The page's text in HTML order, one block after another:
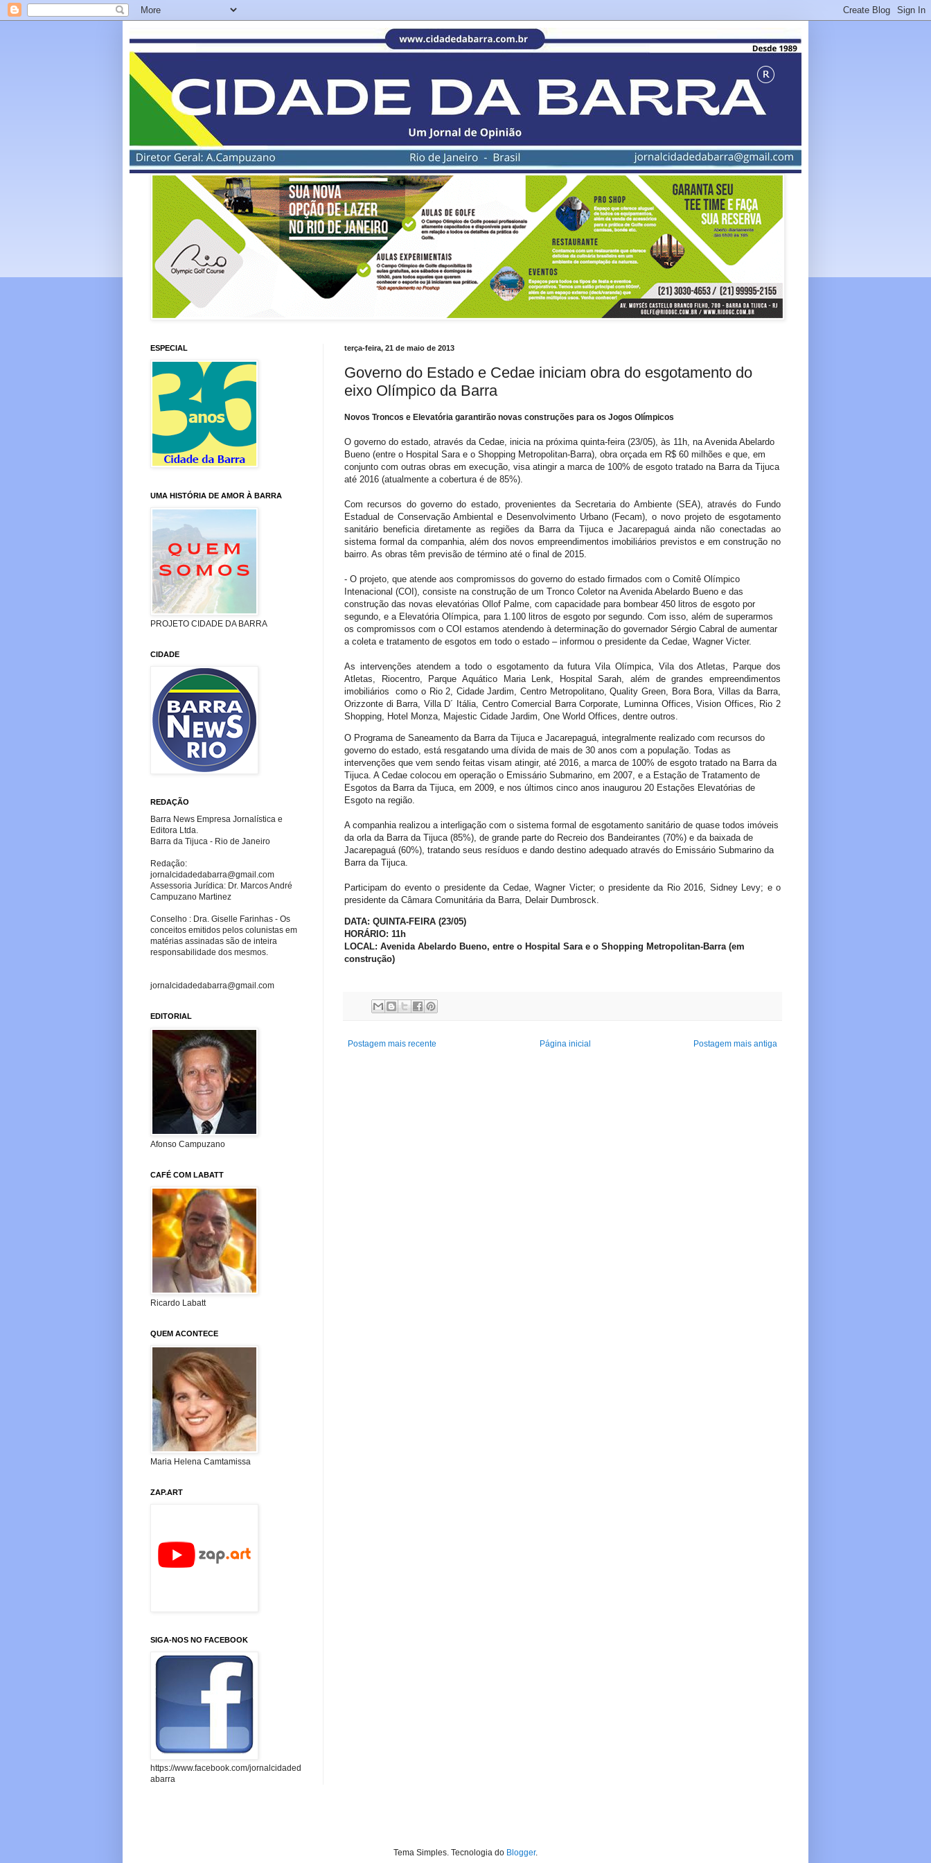
terça-feira, 21 de maio de 2013
Governo do Estado e Cedae iniciam obra do esgotamento do
eixo Olímpico da Barra
Novos Troncos e Elevatória garantirão novas construções para os Jogos Olímpicos
O governo do estado, através da Cedae, inicia na próxima quinta-feira (23/05), às 11h, na Avenida Abelardo
Bueno (entre o Hospital Sara e o Shopping Metropolitan-Barra), obra orçada em R$ 60 milhões e que, em
conjunto com outras obras em execução, visa atingir a marca de 100% de esgoto tratado na Barra da Tijuca
até 2016 (atualmente a cobertura é de 85%).
Com recursos do governo do estado, provenientes da Secretaria do Ambiente (SEA), através do Fundo
Estadual de Conservação Ambiental e Desenvolvimento Urbano (Fecam), o novo projeto de esgotamento
sanitário beneficia diretamente as regiões da Barra da Tijuca e Jacarepaguá ainda não conectadas ao
sistema formal da companhia, além dos novos empreendimentos imobiliários previstos e em construção no
bairro. As obras têm previsão de término até o final de 2015.
- O projeto, que atende aos compromissos do governo do estado firmados com o Comitê Olímpico
Intenacional (COI), consiste na construção de um Tronco Coletor na Avenida Abelardo Bueno e das
construção das novas elevatórias Ollof Palme, com capacidade para bombear 450 litros de esgoto por
segundo, e a Elevatória Olímpica, para 1.100 litros de esgoto por segundo. Com isso, além de superarmos
os compromissos com o COI estamos atendendo à determinação do governador Sérgio Cabral de aumentar
a coleta e tratamento de esgotos em todo o estado – informou o presidente da Cedae, Wagner Victer.
As intervenções atendem a todo o esgotamento da futura Vila Olímpica, Vila dos Atletas, Parque dos
Atletas, Riocentro, Parque Aquático Maria Lenk, Hospital Sarah, além de grandes empreendimentos
imobiliários como o Rio 2, Cidade Jardim, Centro Metropolitano, Quality Green, Bora Bora, Villas da Barra,
Orizzonte di Barra, Villa D´ Itália, Centro Comercial Barra Corporate, Luminna Offices, Vision Offices, Rio 2
Shopping, Hotel Monza, Majestic Cidade Jardim, One World Offices, dentre outros.
O Programa de Saneamento da Barra da Tijuca e Jacarepaguá, integralmente realizado com recursos do
governo do estado, está resgatando uma dívida de mais de 30 anos com a população. Todas as
intervenções que vem sendo feitas visam atingir, até 2016, a marca de 100% de esgoto tratado na Barra da
Tijuca. A Cedae colocou em operação o Emissário Submarino, em 2007, e a Estação de Tratamento de
Esgotos da Barra da Tijuca, em 2009, e nos últimos cinco anos inaugurou 20 Estações Elevatórias de
Esgoto na região.
A companhia realizou a interligação com o sistema formal de esgotamento sanitário de quase todos imóveis
da orla da Barra da Tijuca (85%), de grande parte do Recreio dos Bandeirantes (70%) e da baixada de
Jacarepaguá (60%), tratando seus resíduos e dando destino adequado através do Emissário Submarino da
Barra da Tijuca.
Participam do evento o presidente da Cedae, Wagner Victer; o presidente da Rio 2016, Sidney Levy; e o
presidente da Câmara Comunitária da Barra, Delair Dumbrosck.
DATA: QUINTA-FEIRA (23/05)
HORÁRIO: 11h
LOCAL: Avenida Abelardo Bueno, entre o Hospital Sara e o Shopping Metropolitan-Barra (em
construção)
Postagem mais recente Postagem mais antiga
Página inicial
ESPECIAL
UMA HISTÓRIA DE AMOR À BARRA
PROJETO CIDADE DA BARRA
CIDADE
REDAÇÃO
Barra News Empresa Jornalística e
Editora Ltda.
Barra da Tijuca - Rio de Janeiro
Redação:
jornalcidadedabarra@gmail.com
Assessoria Jurídica: Dr. Marcos André
Campuzano Martinez
Conselho : Dra. Giselle Farinhas - Os
conceitos emitidos pelos colunistas em
matérias assinadas são de inteira
responsabilidade dos mesmos.
jornalcidadedabarra@gmail.com
EDITORIAL
Afonso Campuzano
CAFÉ COM LABATT
Ricardo Labatt
QUEM ACONTECE
Maria Helena Camtamissa
ZAP.ART
SIGA-NOS NO FACEBOOK
https://www.facebook.com/jornalcidaded
abarra
Tema Simples. Tecnologia do Blogger.